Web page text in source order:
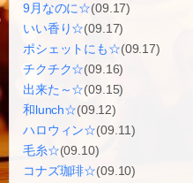
9月なのに☆(09.17)
いい香り☆(09.17)
ポシェットにも☆(09.17)
チクチク☆(09.16)
出来た～☆(09.15)
和lunch☆(09.12)
ハロウィン☆(09.11)
毛糸☆(09.10)
コナズ珈琲☆(09.10)